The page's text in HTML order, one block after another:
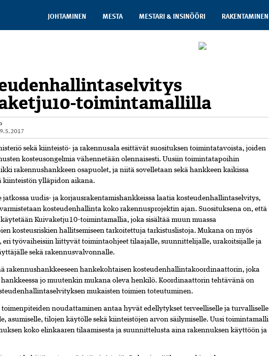
JOHTAMINEN MESTA MESTARI & INSINÖÖRI RAKENTAMINEN
toimintamallilla
sekä kiinteistö- ja rakennusala esittävät suosituksen toimintatavoista, joiden
kosteusongelmia vähennetään olennaisesti. Uusiin toimintatapoihin
rakennushankkeen osapuolet, ja niitä sovelletaan sekä hankkeen kaikissa
kiinteistön ylläpidon aikana.
jatkossa uudis- ja korjausrakentamishankkeissa laatia kosteudenhallintaselvitys,
kosteudenhallinta koko rakennusprojektin ajan. Suosituksena on, että
käytetään Kuivaketju10-toimintamallia, joka sisältää muun muassa
kosteusriskien hallitsemiseen tarkoitettuja tarkistuslistoja. Mukana on myös
eri työvaiheisiin liittyvät toimintaohjeet tilaajalle, suunnittelijalle, urakoitsijalle ja
sekä rakennusvalvonnalle.
rakennushankkeeseen hankekohtaisen kosteudenhallintakoordinaattorin, joka
hankkeessa jo muutenkin mukana oleva henkilö. Koordinaattorin tehtävänä on
mukaisten toimien toteutuminen.
toimenpiteiden noudattaminen antaa hyvät edellytykset terveelliselle ja turvalliselle
asumiselle, tilojen käytölle sekä kiinteistöjen arvon säilymiselle. Uusi toimintamalli
koko elinkaaren tilaamisesta ja suunnittelusta aina rakennuksen käyttöön ja